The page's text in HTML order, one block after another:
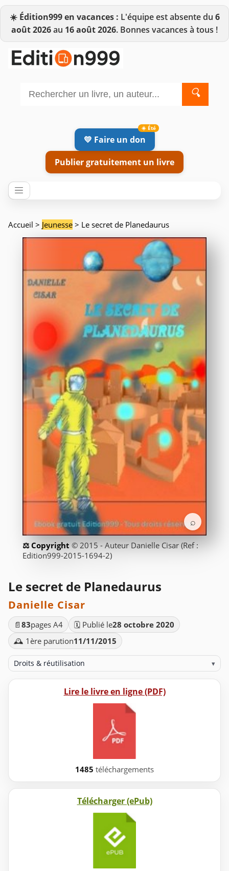
☀️ Édition999 en vacances : L'équipe est absente du 6
août 2026au 16 août 2026. Bonnes vacances à tous !
🔍
💛 Faire un don
Publier gratuitement un livre
Accueil > Jeunesse > Le secret de Planedaurus
⌕
© 2015 - Auteur Danielle Cisar (Ref :
Edition999-2015-1694-2)
Le secret de Planedaurus
Danielle Cisar
📄 83pages A4 🗓️ Publié le28 octobre 2020
🕰️ 1ère parution11/11/2015
Droits & réutilisation ▾
Lire le livre en ligne (PDF)
1485 téléchargements
Télécharger (ePub)